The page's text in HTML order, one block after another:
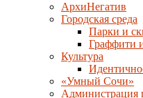
АрхиНегатив
Городская среда
Парки и
Граффити
Культура
«Умный Сочи»
Администрация